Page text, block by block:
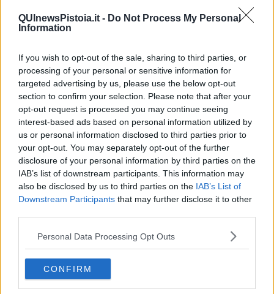
QUInewsPistoia.it - Do Not Process My Personal
Information
If you wish to opt-out of the sale, sharing to third parties, or
processing of your personal or sensitive information for
targeted advertising by us, please use the below opt-out
section to confirm your selection. Please note that after your
opt-out request is processed you may continue seeing
interest-based ads based on personal information utilized by
us or personal information disclosed to third parties prior to
your opt-out. You may separately opt-out of the further
disclosure of your personal information by third parties on the
IAB’s list of downstream participants. This information may
also be disclosed by us to third parties on the IAB’s List of
Downstream Participants that may further disclose it to other
Personal Data Processing Opt Outs
CONFIRM
​La colpa - Memorie del commissario
Autunno
Somnium
Fly me to the moon
Hop!
O sonho de um prisioneiro
Memòrias
Sto qui
Scrivi
Bestiario
Pillole
Veglia
​“D” come delitto
Belle lettere
Silenzio
Le parole
​L’Australiana
Le stelle del jazz
Vita & morte